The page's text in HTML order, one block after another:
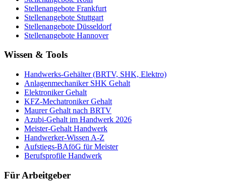
Stellenangebote Frankfurt
Stellenangebote Stuttgart
Stellenangebote Düsseldorf
Stellenangebote Hannover
Wissen & Tools
Handwerks-Gehälter (BRTV, SHK, Elektro)
Anlagenmechaniker SHK Gehalt
Elektroniker Gehalt
KFZ-Mechatroniker Gehalt
Maurer Gehalt nach BRTV
Azubi-Gehalt im Handwerk 2026
Meister-Gehalt Handwerk
Handwerker-Wissen A-Z
Aufstiegs-BAföG für Meister
Berufsprofile Handwerk
Für Arbeitgeber